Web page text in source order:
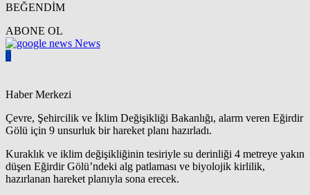
BEĞENDİM
ABONE OL
News
0
Haber Merkezi
Çevre, Şehircilik ve İklim Değişikliği Bakanlığı, alarm veren Eğirdir
Gölü için 9 unsurluk bir hareket planı hazırladı.
Kuraklık ve iklim değişikliğinin tesiriyle su derinliği 4 metreye yakın
düşen Eğirdir Gölü’ndeki alg patlaması ve biyolojik kirlilik,
hazırlanan hareket planıyla sona erecek.